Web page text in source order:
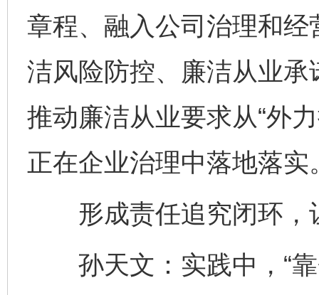
章程、融入公司治理和
洁风险防控、廉洁从业
推动廉洁从业要求从“外
正在企业治理中落地落实
形成责任追究闭环，
孙天文：实践中，“靠